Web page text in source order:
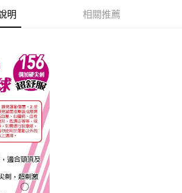
事先徵得法定代理人或監護人之同意方可使用
後付」時，將依據個別帳號之用戶狀況，依本公司即
度；若仍有額度不足之情形，本公司將視審查結果
。
號或使用他人資訊註冊。若發現惡意使用之情形，
有權停止該用戶之使用額度並採取法律行動。
含以上)免運費
含以上)免運費
倉庫統一出貨)
含以上)免運費
明 相關推薦